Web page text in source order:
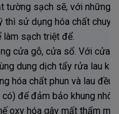
tường sạch sẽ, với những
sử dụng hóa chất chuyên
làm sạch triệt để.
cửa gỗ, cửa sổ. Với cửa,
dung dịch tẩy rửa lau kính
hóa chất phun và lau đều ở
để đảm bảo khung nhôm
oxy hóa gây mất thẩm mỹ.